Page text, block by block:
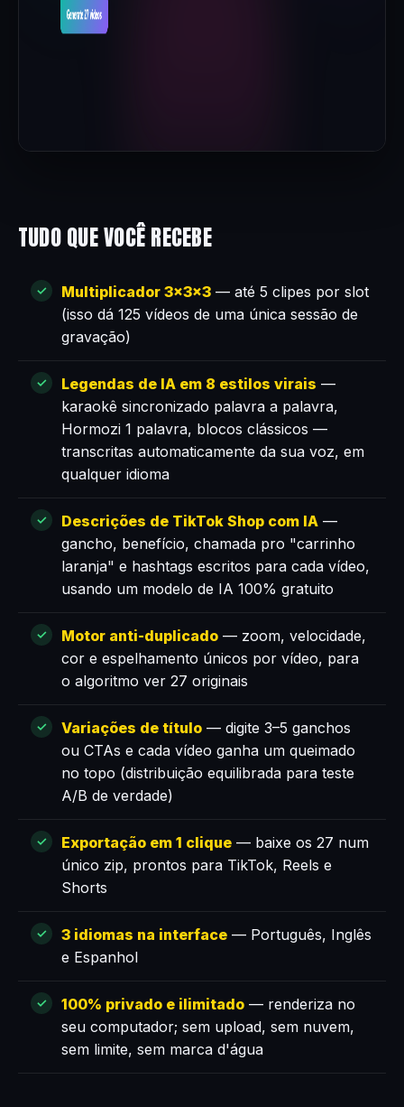
TUDO QUE VOCÊ RECEBE
Multiplicador 3×3×3 — até 5 clipes por slot
(isso dá 125 vídeos de uma única sessão de
gravação)
Legendas de IA em 8 estilos virais —
karaokê sincronizado palavra a palavra,
Hormozi 1 palavra, blocos clássicos —
transcritas automaticamente da sua voz, em
qualquer idioma
Descrições de TikTok Shop com IA —
gancho, benefício, chamada pro "carrinho
laranja" e hashtags escritos para cada vídeo,
usando um modelo de IA 100% gratuito
Motor anti-duplicado — zoom, velocidade,
cor e espelhamento únicos por vídeo, para
o algoritmo ver 27 originais
Variações de título — digite 3–5 ganchos
ou CTAs e cada vídeo ganha um queimado
no topo (distribuição equilibrada para teste
A/B de verdade)
Exportação em 1 clique — baixe os 27 num
único zip, prontos para TikTok, Reels e
Shorts
3 idiomas na interface — Português, Inglês
e Espanhol
100% privado e ilimitado — renderiza no
seu computador; sem upload, sem nuvem,
sem limite, sem marca d'água